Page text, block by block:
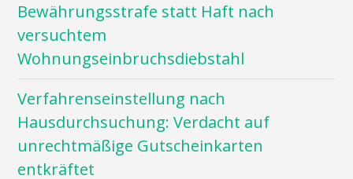
Bewährungsstrafe statt Haft nach
versuchtem
Wohnungseinbruchsdiebstahl
Verfahrenseinstellung nach
Hausdurchsuchung: Verdacht auf
unrechtmäßige Gutscheinkarten
entkräftet